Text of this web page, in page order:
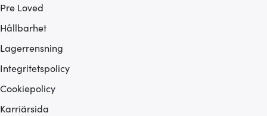
Pre Loved
Hållbarhet
Lagerrensning
Integritetspolicy
Cookiepolicy
Karriärsida